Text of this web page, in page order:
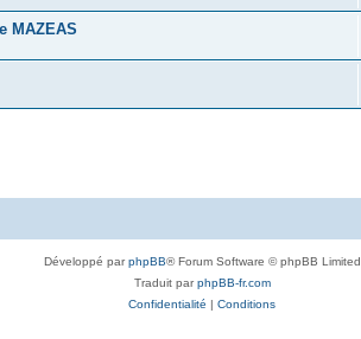
MAZEAS
Développé parphpBB® Forum Software © phpBB Limited
Traduit parphpBB-fr.com
Confidentialité | Conditions